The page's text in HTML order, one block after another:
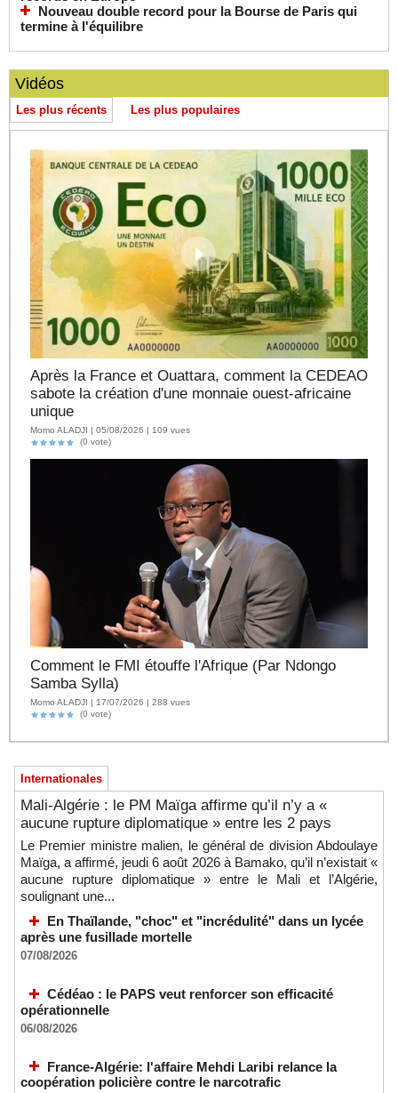
Nouveau double record pour la Bourse de Paris qui
termine à l'équilibre
Vidéos
Les plus récents Les plus populaires
Après la France et Ouattara, comment la CEDEAO
sabote la création d'une monnaie ouest-africaine
unique
Momo ALADJI | 05/08/2026 | 109 vues
(0 vote)
Comment le FMI étouffe l'Afrique (Par Ndongo
Samba Sylla)
Momo ALADJI | 17/07/2026 | 288 vues
(0 vote)
Internationales
Mali-Algérie : le PM Maïga affirme qu’il n’y a «
aucune rupture diplomatique » entre les 2 pays
Le Premier ministre malien, le général de division Abdoulaye
Maïga, a affirmé, jeudi 6 août 2026 à Bamako, qu’il n’existait «
aucune rupture diplomatique » entre le Mali et l’Algérie,
soulignant une...
En Thaïlande, "choc" et "incrédulité" dans un lycée
après une fusillade mortelle
07/08/2026
Cédéao : le PAPS veut renforcer son efficacité
opérationnelle
06/08/2026
France-Algérie: l'affaire Mehdi Laribi relance la
coopération policière contre le narcotrafic